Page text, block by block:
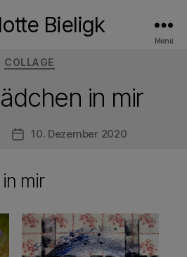
Bieligk
Menü
Kategorien
COLLAGE
in mir
Veröffentlichungsdatum
10. Dezember 2020
mir